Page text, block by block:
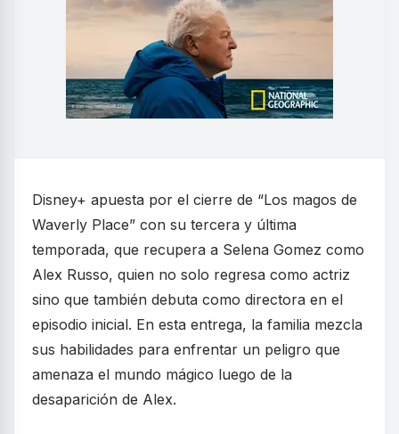
Disney+ apuesta por el cierre de “Los magos de
Waverly Place” con su tercera y última
temporada, que recupera a Selena Gomez como
Alex Russo, quien no solo regresa como actriz
sino que también debuta como directora en el
episodio inicial. En esta entrega, la familia mezcla
sus habilidades para enfrentar un peligro que
amenaza el mundo mágico luego de la
desaparición de Alex.